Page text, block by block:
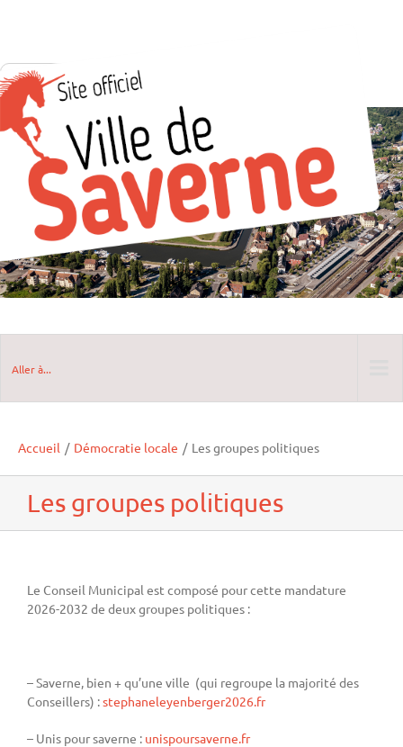
Aller à...
Accueil / Démocratie locale / Les groupes politiques
Les groupes politiques
Le Conseil Municipal est composé pour cette mandature
2026-2032 de deux groupes politiques :
– Saverne, bien + qu’une ville (qui regroupe la majorité des
Conseillers) :stephaneleyenberger2026.fr
– Unis pour saverne : unispoursaverne.fr